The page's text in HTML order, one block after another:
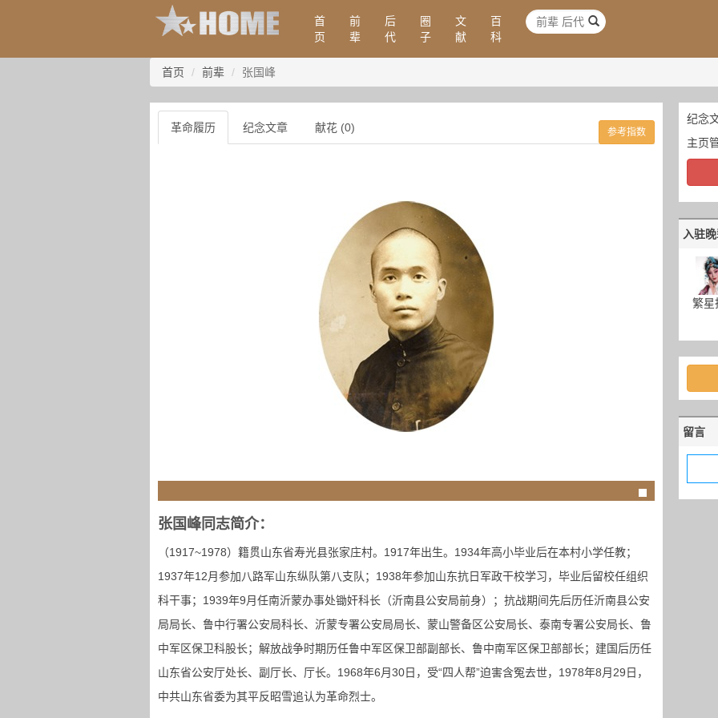
首
页
前
辈
后
代
圈
子
文
献
百
科
首页 前辈 张国峰
革命履历 纪念文章 献花 (0) 参考指数
张国峰同志简介：
（1917~1978）籍贯山东省寿光县张家庄村。1917年出生。1934年高小毕业后在本村小学任教；
1937年12月参加八路军山东纵队第八支队；1938年参加山东抗日军政干校学习，毕业后留校任组织
科干事；1939年9月任南沂蒙办事处锄奸科长（沂南县公安局前身）；抗战期间先后历任沂南县公安
局局长、鲁中行署公安局科长、沂蒙专署公安局局长、蒙山警备区公安局长、泰南专署公安局长、鲁
中军区保卫科股长；解放战争时期历任鲁中军区保卫部副部长、鲁中南军区保卫部部长；建国后历任
山东省公安厅处长、副厅长、厅长。1968年6月30日，受“四人帮”迫害含冤去世，1978年8月29日，
中共山东省委为其平反昭雪追认为革命烈士。
纪念
主页
入驻
繁星
留言